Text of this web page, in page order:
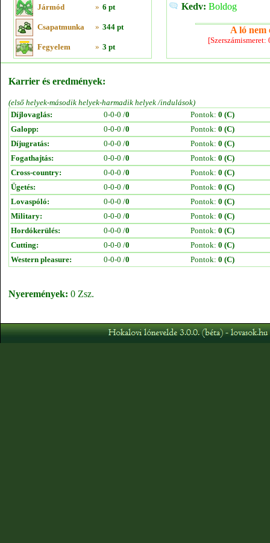
Jármód » 6 pt
Csapatmunka » 344 pt
Fegyelem » 3 pt
Kedv: Boldog
A ló nem
Karrier és eredmények:
(első helyek-második helyek-harmadik helyek /indulások)
Díjlovaglás:
0-0-0 /0 Pontok: 0 (C)
Galopp:
0-0-0 /0 Pontok: 0 (C)
Díjugratás:
0-0-0 /0 Pontok: 0 (C)
Fogathajtás:
0-0-0 /0 Pontok: 0 (C)
Cross-country:
0-0-0 /0 Pontok: 0 (C)
Ügetés:
0-0-0 /0 Pontok: 0 (C)
Lovaspóló:
0-0-0 /0 Pontok: 0 (C)
Military:
0-0-0 /0 Pontok: 0 (C)
Hordókerülés:
0-0-0 /0 Pontok: 0 (C)
Cutting:
0-0-0 /0 Pontok: 0 (C)
Western pleasure:
0-0-0 /0 Pontok: 0 (C)
Nyeremények: 0 Zsz.